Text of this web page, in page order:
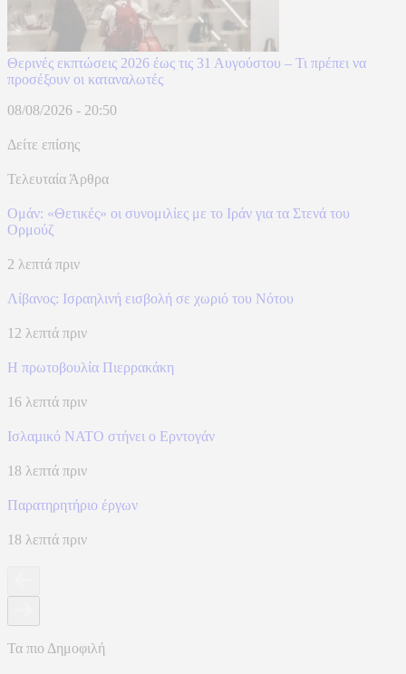
Θερινές εκπτώσεις 2026 έως τις 31 Αυγούστου – Τι πρέπει να
προσέξουν οι καταναλωτές
08/08/2026 - 20:50
Δείτε επίσης
Τελευταία Άρθρα
Ομάν: «Θετικές» οι συνομιλίες με το Ιράν για τα Στενά του
Ορμούζ
2 λεπτά πριν
Λίβανος: Ισραηλινή εισβολή σε χωριό του Νότου
12 λεπτά πριν
Η πρωτοβουλία Πιερρακάκη
16 λεπτά πριν
Ισλαµικό ΝΑΤΟ στήνει ο Ερντογάν
18 λεπτά πριν
Παρατηρητήριο έργων
18 λεπτά πριν
Τα πιο Δημοφιλή